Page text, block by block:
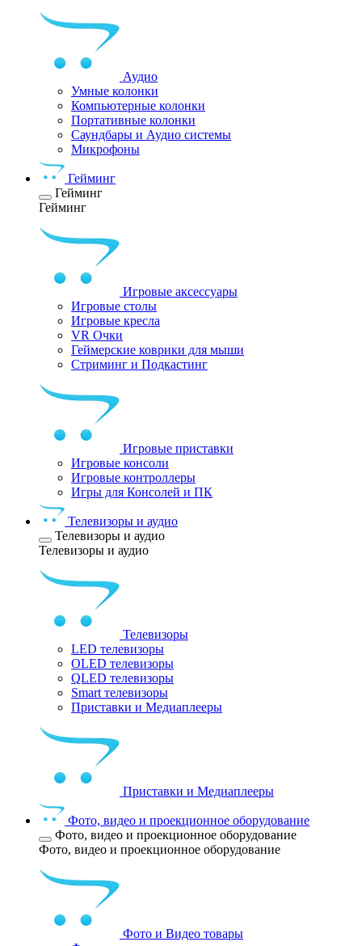
Аудио
Умные колонки
Компьютерные колонки
Портативные колонки
Саундбары и Аудио системы
Микрофоны
Гейминг
Гейминг
Гейминг
Игровые аксессуары
Игровые столы
Игровые кресла
VR Очки
Геймерские коврики для мыши
Стриминг и Подкастинг
Игровые приставки
Игровые консоли
Игровые контроллеры
Игры для Консолей и ПК
Телевизоры и аудио
Телевизоры и аудио
Телевизоры и аудио
Телевизоры
LED телевизоры
OLED телевизоры
QLED телевизоры
Smart телевизоры
Приставки и Медиаплееры
Приставки и Медиаплееры
Фото, видео и проекционное оборудование
Фото, видео и проекционное оборудование
Фото, видео и проекционное оборудование
Фото и Видео товары